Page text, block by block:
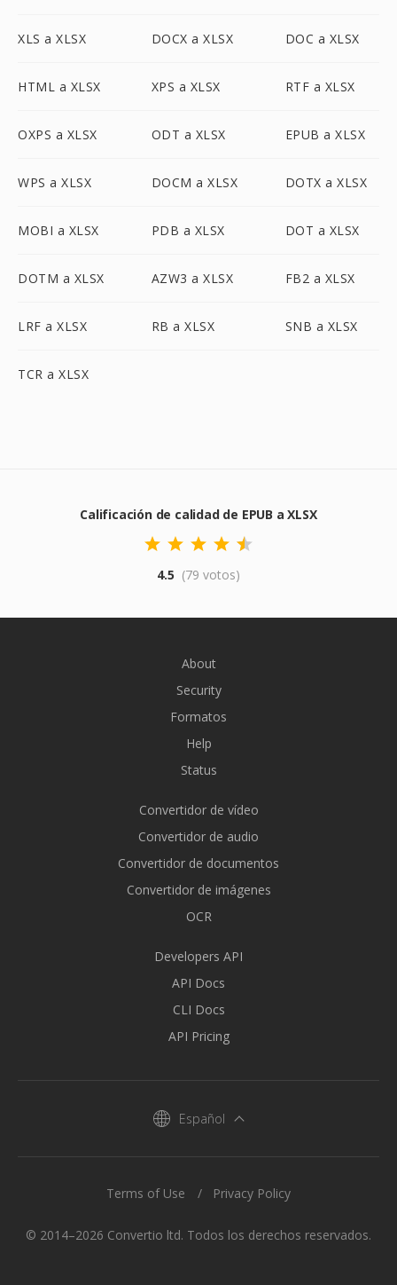
XLS a XLSX DOCX a XLSX DOC a XLSX
HTML a XLSX XPS a XLSX RTF a XLSX
OXPS a XLSX ODT a XLSX EPUB a XLSX
WPS a XLSX DOCM a XLSX DOTX a XLSX
MOBI a XLSX PDB a XLSX DOT a XLSX
DOTM a XLSX AZW3 a XLSX FB2 a XLSX
LRF a XLSX RB a XLSX SNB a XLSX
TCR a XLSX
Calificación de calidad de EPUB a XLSX
4.5 (79 votos)
About
Security
Formatos
Help
Status
Convertidor de vídeo
Convertidor de audio
Convertidor de documentos
Convertidor de imágenes
OCR
Developers API
API Docs
CLI Docs
API Pricing
Español
© 2014–2026 Convertio ltd. Todos los derechos reservados.
Terms of Use Privacy Policy